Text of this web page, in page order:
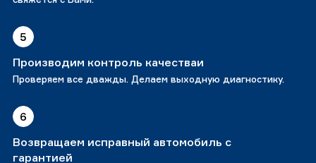
5
Производим контроль качестваи
Проверяем все дважды. Делаем выходную диагностику.
6
Возвращаем исправный автомобиль с
гарантией